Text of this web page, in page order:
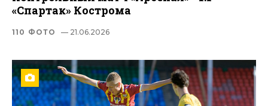
«Спартак» Кострома
110 ФОТО — 21.06.2026